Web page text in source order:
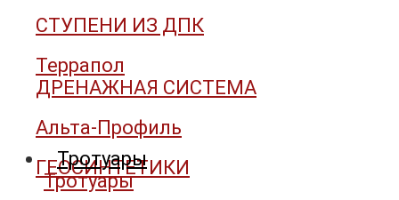
Тротуары
Тротуары
СТУПЕНИ ИЗ ДПК
Террапол
ДРЕНАЖНАЯ СИСТЕМА
Альта-Профиль
ГЕОСИНТЕТИКИ